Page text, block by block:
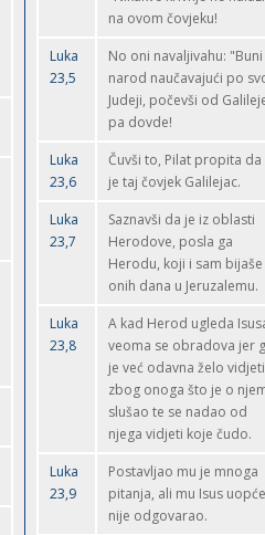
na ovom čovjeku!
Luka
23,5
No oni navaljivahu: "Buni
narod naučavajući po
Judeji, počevši od
pa dovde!
Luka
23,6
Čuvši to, Pilat propita da
je taj čovjek Galilejac.
Luka
23,7
Saznavši da je iz oblasti
Herodove, posla ga
Herodu, koji i sam bijaše
onih dana u Jeruzalemu.
Luka
23,8
A kad Herod ugleda
veoma se obradova jer
je već odavna želo vidjeti
zbog onoga što je o
slušao te se nadao od
njega vidjeti koje čudo.
Luka
23,9
Postavljao mu je mnoga
pitanja, ali mu Isus uopće
nije odgovarao.